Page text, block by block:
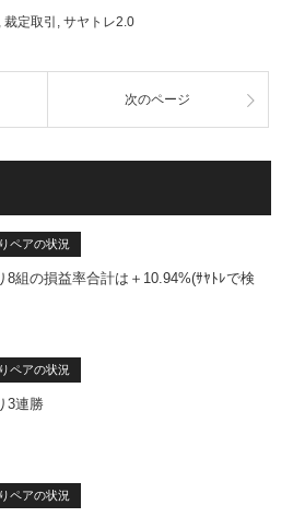
, 裁定取引 , サヤトレ2.0
次のページ
ペアの状況
8組の損益率合計は＋10.94%(ｻﾔﾄﾚで検
ペアの状況
3連勝
ペアの状況